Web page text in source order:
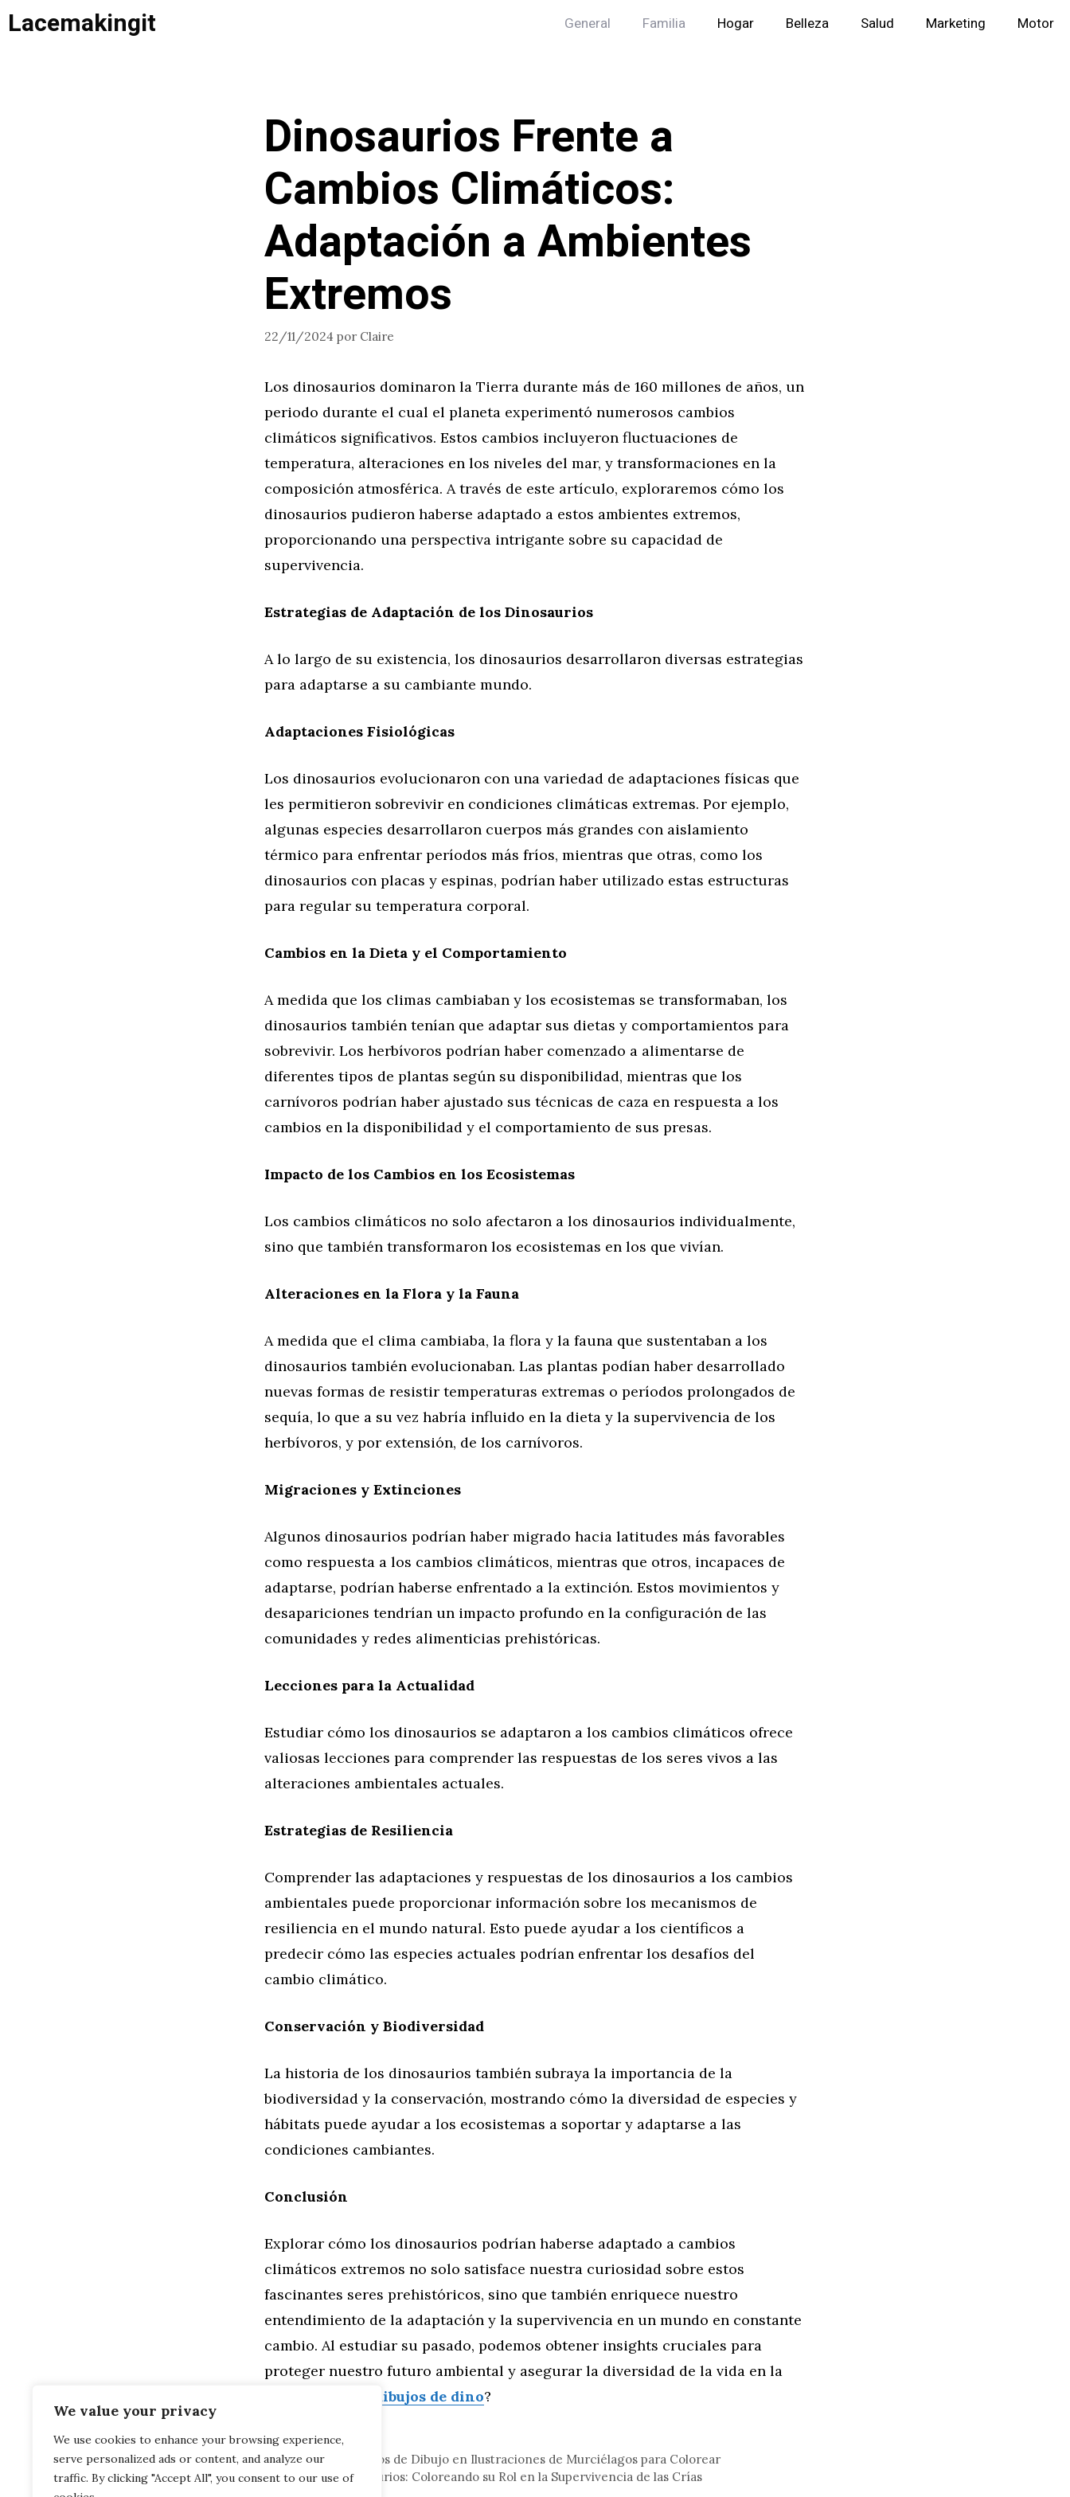
We value your privacy
We use cookies to enhance your browsing experience,
serve personalized ads or content, and analyze our
traffic. By clicking "Accept All", you consent to our use of
Saltar
alLacemakingit General Familia Hogar Belleza Salud Marketing Motor
Dinosaurios Frente a
Cambios Climáticos:
Adaptación a Ambientes
Extremos
22/11/2024 por Claire
Los dinosaurios dominaron la Tierra durante más de 160 millones de años, un
periodo durante el cual el planeta experimentó numerosos cambios
climáticos significativos. Estos cambios incluyeron fluctuaciones de
temperatura, alteraciones en los niveles del mar, y transformaciones en la
composición atmosférica. A través de este artículo, exploraremos cómo los
dinosaurios pudieron haberse adaptado a estos ambientes extremos,
proporcionando una perspectiva intrigante sobre su capacidad de
supervivencia.
Estrategias de Adaptación de los Dinosaurios
A lo largo de su existencia, los dinosaurios desarrollaron diversas estrategias
para adaptarse a su cambiante mundo.
Adaptaciones Fisiológicas
Los dinosaurios evolucionaron con una variedad de adaptaciones físicas que
les permitieron sobrevivir en condiciones climáticas extremas. Por ejemplo,
algunas especies desarrollaron cuerpos más grandes con aislamiento
térmico para enfrentar períodos más fríos, mientras que otras, como los
dinosaurios con placas y espinas, podrían haber utilizado estas estructuras
para regular su temperatura corporal.
Cambios en la Dieta y el Comportamiento
A medida que los climas cambiaban y los ecosistemas se transformaban, los
dinosaurios también tenían que adaptar sus dietas y comportamientos para
sobrevivir. Los herbívoros podrían haber comenzado a alimentarse de
diferentes tipos de plantas según su disponibilidad, mientras que los
carnívoros podrían haber ajustado sus técnicas de caza en respuesta a los
cambios en la disponibilidad y el comportamiento de sus presas.
Impacto de los Cambios en los Ecosistemas
Los cambios climáticos no solo afectaron a los dinosaurios individualmente,
sino que también transformaron los ecosistemas en los que vivían.
Alteraciones en la Flora y la Fauna
A medida que el clima cambiaba, la flora y la fauna que sustentaban a los
dinosaurios también evolucionaban. Las plantas podían haber desarrollado
nuevas formas de resistir temperaturas extremas o períodos prolongados de
sequía, lo que a su vez habría influido en la dieta y la supervivencia de los
herbívoros, y por extensión, de los carnívoros.
Migraciones y Extinciones
Algunos dinosaurios podrían haber migrado hacia latitudes más favorables
como respuesta a los cambios climáticos, mientras que otros, incapaces de
adaptarse, podrían haberse enfrentado a la extinción. Estos movimientos y
desapariciones tendrían un impacto profundo en la configuración de las
comunidades y redes alimenticias prehistóricas.
Lecciones para la Actualidad
Estudiar cómo los dinosaurios se adaptaron a los cambios climáticos ofrece
valiosas lecciones para comprender las respuestas de los seres vivos a las
alteraciones ambientales actuales.
Estrategias de Resiliencia
Comprender las adaptaciones y respuestas de los dinosaurios a los cambios
ambientales puede proporcionar información sobre los mecanismos de
resiliencia en el mundo natural. Esto puede ayudar a los científicos a
predecir cómo las especies actuales podrían enfrentar los desafíos del
cambio climático.
Conservación y Biodiversidad
La historia de los dinosaurios también subraya la importancia de la
biodiversidad y la conservación, mostrando cómo la diversidad de especies y
hábitats puede ayudar a los ecosistemas a soportar y adaptarse a las
condiciones cambiantes.
Conclusión
Explorar cómo los dinosaurios podrían haberse adaptado a cambios
climáticos extremos no solo satisface nuestra curiosidad sobre estos
fascinantes seres prehistóricos, sino que también enriquece nuestro
entendimiento de la adaptación y la supervivencia en un mundo en constante
cambio. Al estudiar su pasado, podemos obtener insights cruciales para
proteger nuestro futuro ambiental y asegurar la diversidad de la vida en la
dibujos de dino?
Categorías
Familia,General
Explorando Estilos de Dibujo en Ilustraciones de Murciélagos para Colorear
Nidos de Dinosaurios: Coloreando su Rol en la Supervivencia de las Crías